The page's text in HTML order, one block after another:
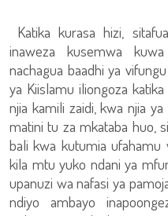
Katika kurasa hizi,
inaweza kusemwa
nachagua baadhi ya
ya Kiislamu iliongoza
njia kamili zaidi, kwa njia
matini tu za mkataba huo,
bali kwa kutumia ufahamu
kila mtu yuko ndani ya
upanuzi wa nafasi ya
ndiyo ambayo